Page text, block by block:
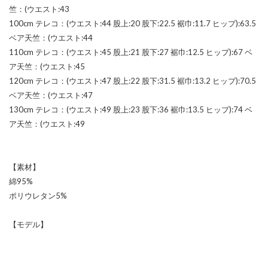
竺：(ウエスト:43
100cm テレコ：(ウエスト:44 股上:20 股下:22.5 裾巾:11.7 ヒップ):63.5
ベア天竺：(ウエスト:44
110cm テレコ：(ウエスト:45 股上:21 股下:27 裾巾:12.5 ヒップ):67 ベ
ア天竺：(ウエスト:45
120cm テレコ：(ウエスト:47 股上:22 股下:31.5 裾巾:13.2 ヒップ):70.5
ベア天竺：(ウエスト:47
130cm テレコ：(ウエスト:49 股上:23 股下:36 裾巾:13.5 ヒップ):74 ベ
ア天竺：(ウエスト:49
【素材】
綿95%
ポリウレタン5%
【モデル】